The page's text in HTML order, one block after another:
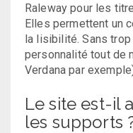
Raleway pour les
Elles permettent un
la lisibilité. Sans
personnalité tout de
Verdana par
Le site est-il
les supports